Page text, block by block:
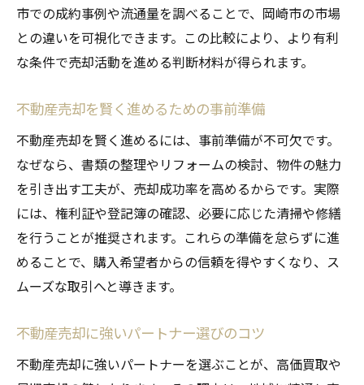
最新の売却事例から学ぶ成功のポイント
不動産売却に有利な季節や時期を知る
岡崎市で選ばれる不動産売却サポートの特
不動産売却に強いエージェントの見極め方
不動産売却に強いエージェントの特徴を解
説
口コミや実績で分かる不動産売却の信頼度
豊田市や岡崎市のエージェント比較ポイン
ト
不動産売却サポートの質を見極める方法
容
不動産売却を任せる判断基準と選び方のコ
市での成約事例や流通量を調べることで、岡崎市の市場
との違いを可視化できます。この比較により、より有利
な条件で売却活動を進める判断材料が得られます。
不動産売却を賢く進めるための事前準備
不動産売却を賢く進めるには、事前準備が不可欠です。
なぜなら、書類の整理やリフォームの検討、物件の魅力
を引き出す工夫が、売却成功率を高めるからです。実際
には、権利証や登記簿の確認、必要に応じた清掃や修繕
を行うことが推奨されます。これらの準備を怠らずに進
めることで、購入希望者からの信頼を得やすくなり、ス
ムーズな取引へと導きます。
不動産売却に強いパートナー選びのコツ
不動産売却に強いパートナーを選ぶことが、高価買取や